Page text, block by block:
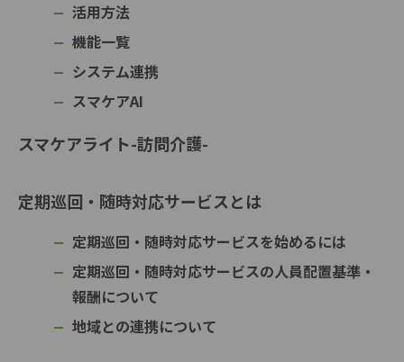
活用方法
機能一覧
システム連携
スマケアAI
スマケアライト-訪問介護-
定期巡回・随時対応サービスとは
定期巡回・随時対応サービスを始めるには
定期巡回・随時対応サービスの人員配置基準・
報酬について
地域との連携について